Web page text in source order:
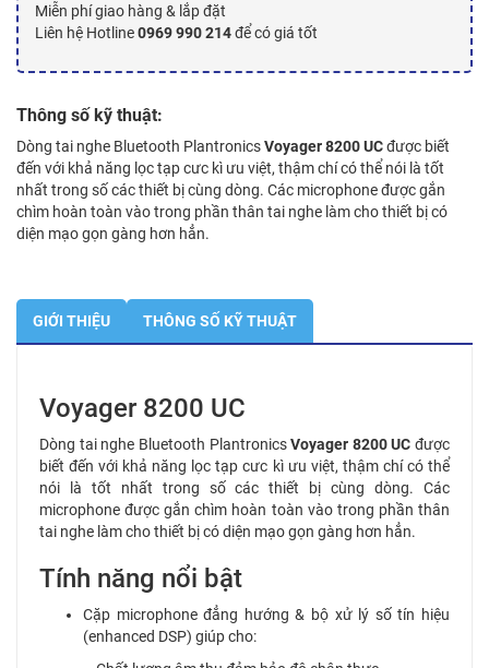
Miễn phí giao hàng & lắp đặt
Liên hệ Hotline0969 990 214để có giá tốt
Thông số kỹ thuật:
Dòng tai nghe Bluetooth PlantronicsVoyager 8200 UCđược biết
đến với khả năng lọc tạp cưc kì ưu việt, thậm chí có thể nói là tốt
nhất trong số các thiết bị cùng dòng. Các microphone được gắn
chìm hoàn toàn vào trong phần thân tai nghe làm cho thiết bị có
diện mạo gọn gàng hơn hẳn.
GIỚI THIỆU THÔNG SỐ KỸ THUẬT
Voyager 8200 UC
Dòng tai nghe Bluetooth PlantronicsVoyager 8200 UC được
biết đến với khả năng lọc tạp cưc kì ưu việt, thậm chí có thể
nói là tốt nhất trong số các thiết bị cùng dòng. Các
microphone được gắn chìm hoàn toàn vào trong phần thân
tai nghe làm cho thiết bị có diện mạo gọn gàng hơn hẳn.
Tính năng nổi bật
Cặp microphone đẳng hướng & bộ xử lý số tín hiệu
(enhanced DSP) giúp cho: